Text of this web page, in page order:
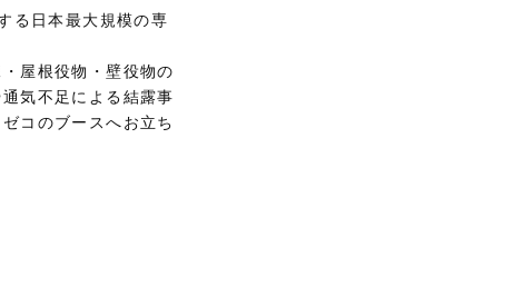
る日本最大規模の専
屋根役物・壁役物の
気不足による結露事
コのブースへお立ち